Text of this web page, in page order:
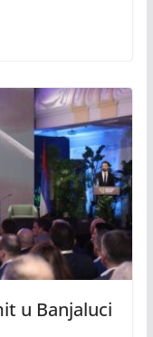
u Banjaluci